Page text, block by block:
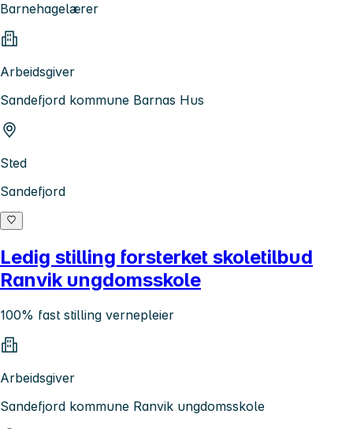
Barnehagelærer
Arbeidsgiver
Sandefjord kommune Barnas Hus
Sted
Sandefjord
Ledig stilling forsterket skoletilbud
Ranvik ungdomsskole
100% fast stilling vernepleier
Arbeidsgiver
Sandefjord kommune Ranvik ungdomsskole